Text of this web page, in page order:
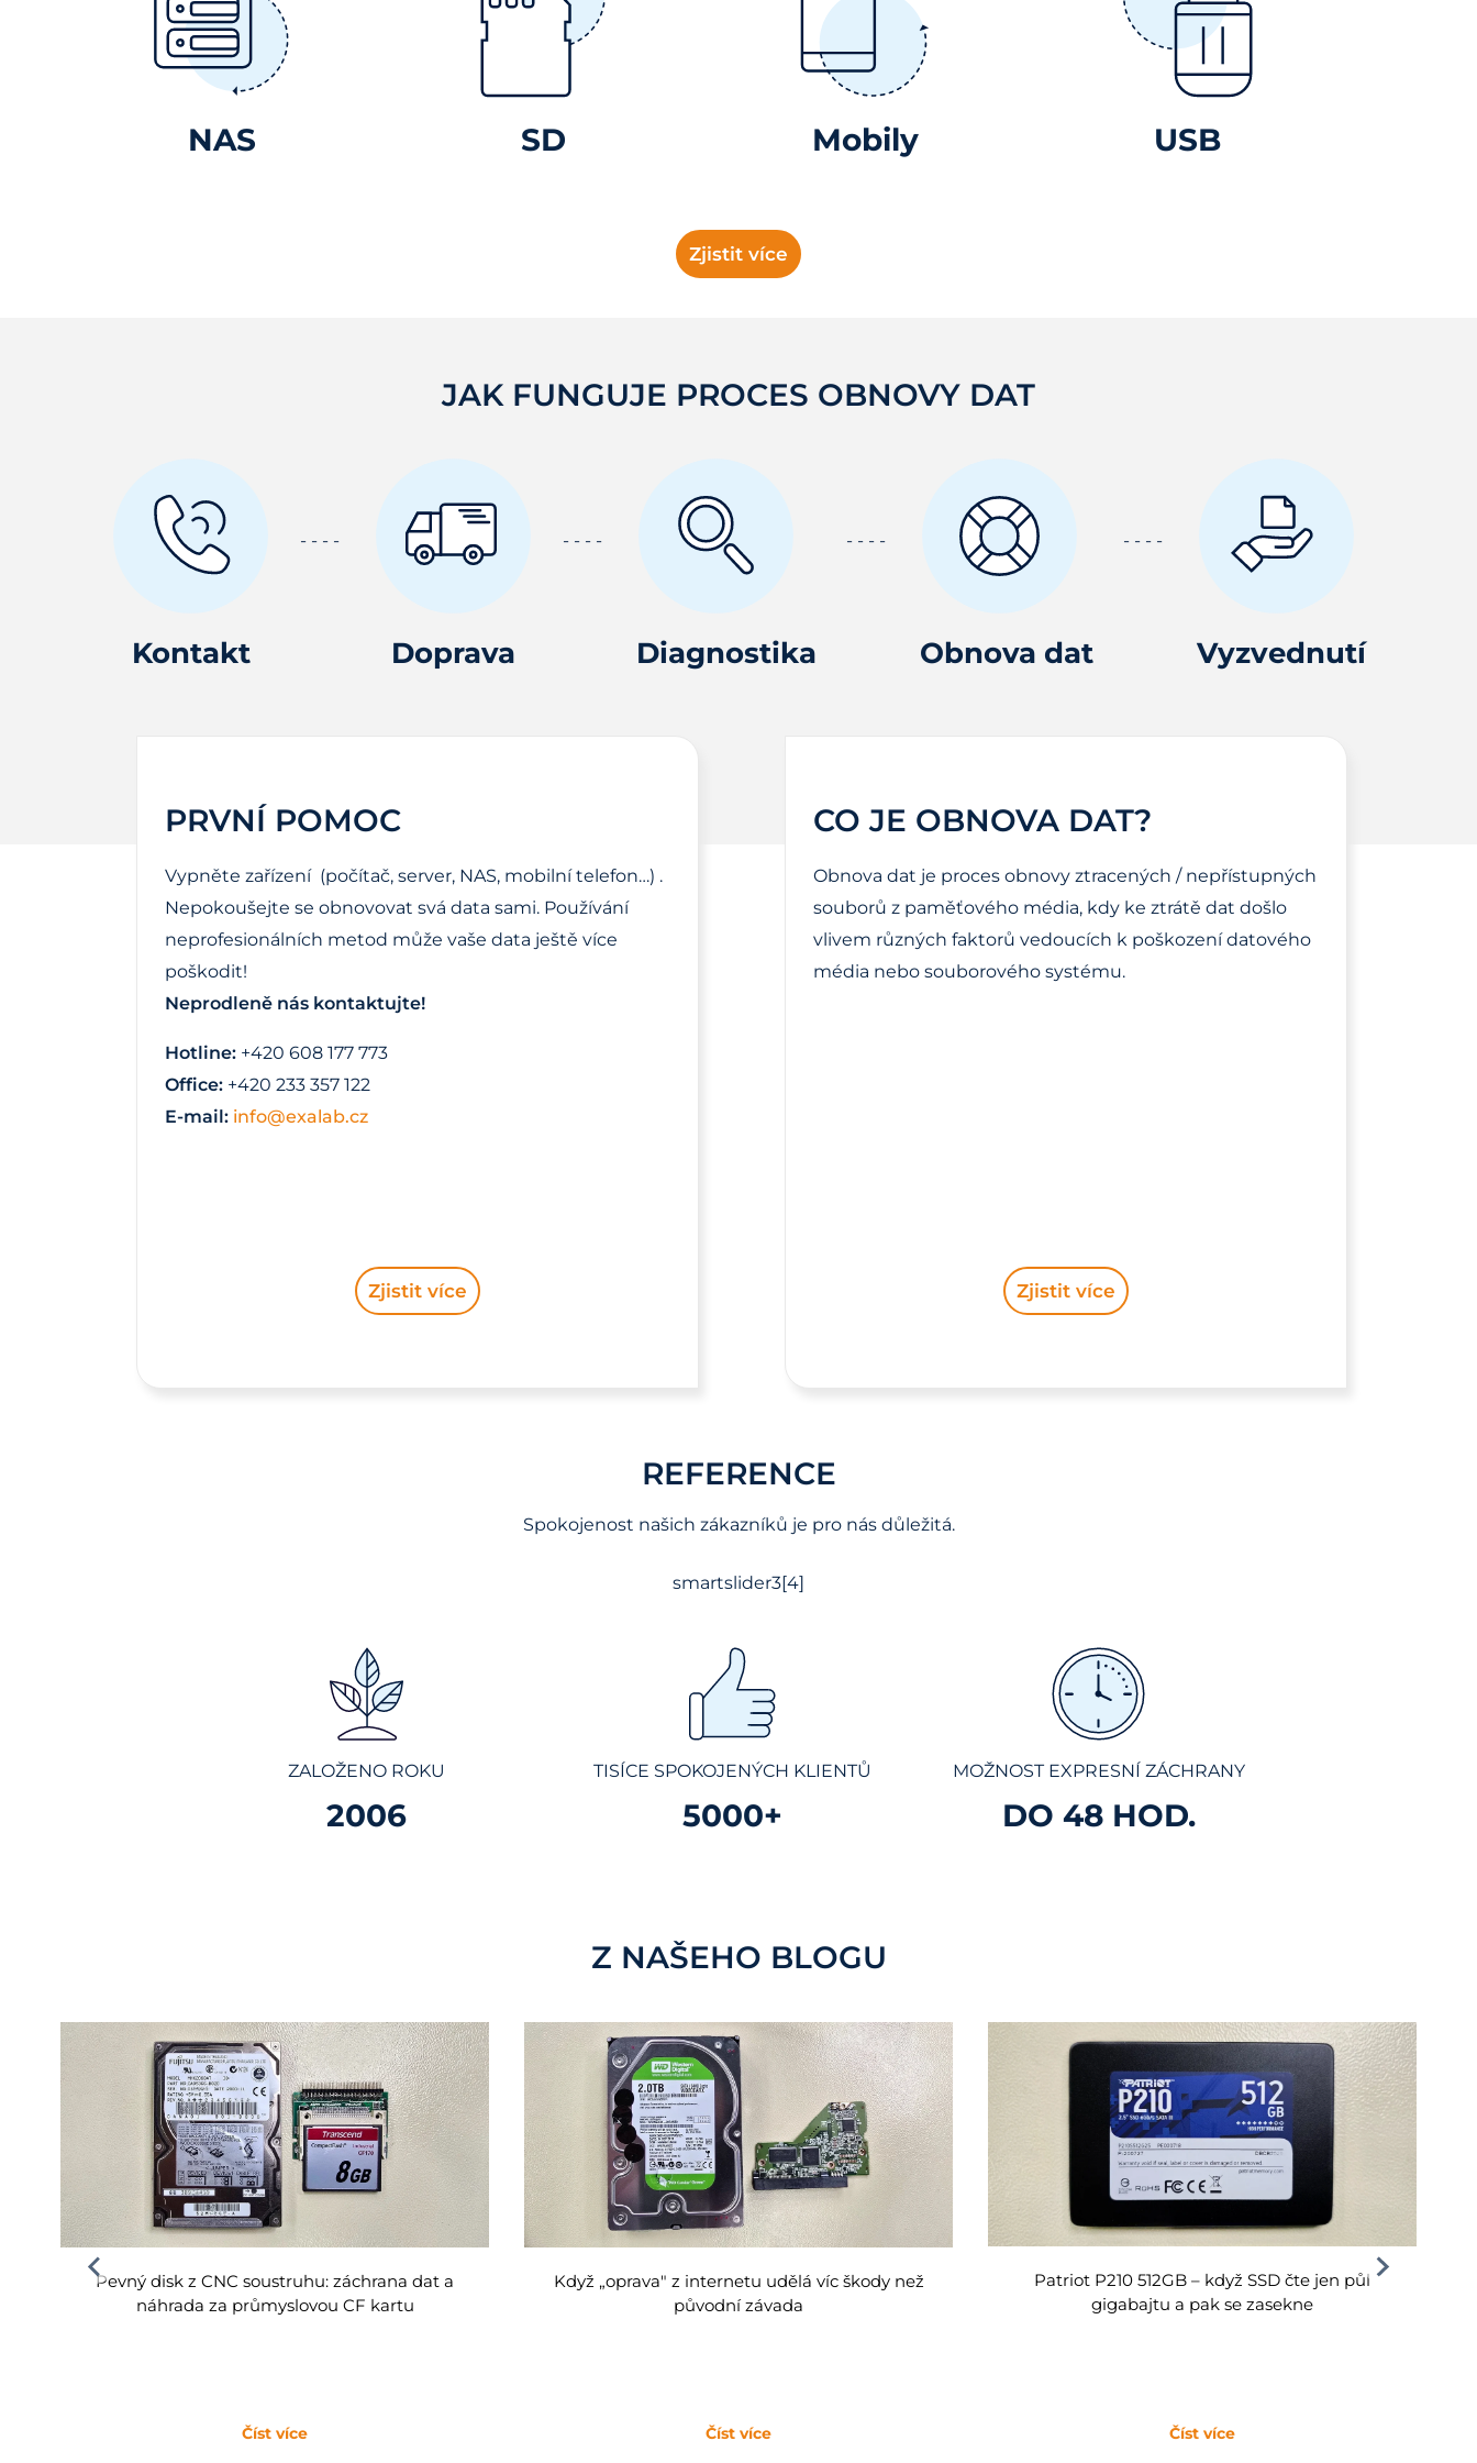
NAS SD Mobily USB
Zjistit více
JAK FUNGUJE PROCES OBNOVY DAT
Kontakt Doprava Diagnostika Obnova dat Vyzvednutí
PRVNÍ POMOC
Vypněte zařízení (počítač, server, NAS, mobilní telefon…) .
Nepokoušejte se obnovovat svá data sami. Používání
neprofesionálních metod může vaše data ještě více
poškodit!
Neprodleně nás kontaktujte!
Hotline: +420 608 177 773
Office: +420 233 357 122
E-mail: info@exalab.cz
Zjistit více
CO JE OBNOVA DAT?
Obnova dat je proces obnovy ztracených / nepřístupných
souborů z paměťového média, kdy ke ztrátě dat došlo
vlivem různých faktorů vedoucích k poškození datového
média nebo souborového systému.
Zjistit více
REFERENCE
Spokojenost našich zákazníků je pro nás důležitá.
smartslider3[4]
ZALOŽENO ROKU
2006
TISÍCE SPOKOJENÝCH KLIENTŮ
5000+
MOŽNOST EXPRESNÍ ZÁCHRANY
DO 48 HOD.
Z NAŠEHO BLOGU
Pevný disk z CNC soustruhu: záchrana dat a
náhrada za průmyslovou CF kartu
Číst více
Když „oprava" z internetu udělá víc škody než
původní závada
Číst více
Patriot P210 512GB – když SSD čte jen půl
gigabajtu a pak se zasekne
Číst více